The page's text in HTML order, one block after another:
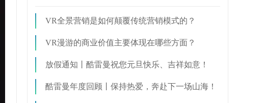
VR全景营销是如何颠覆传统营销模式的？
VR漫游的商业价值主要体现在哪些方面？
放假通知丨酷雷曼祝您元旦快乐、吉祥如意！
酷雷曼年度回顾丨保持热爱，奔赴下一场山海！